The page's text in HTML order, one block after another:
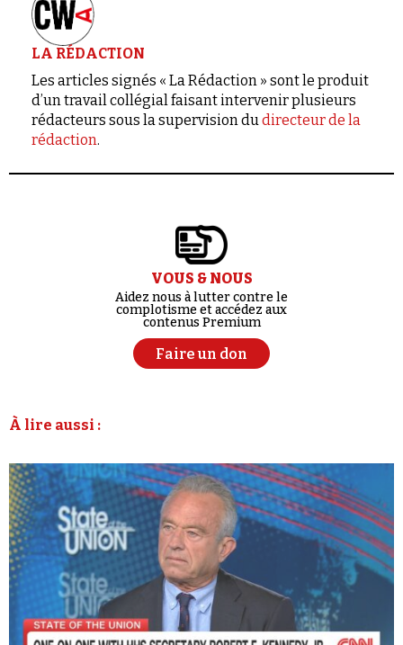
LA RÉDACTION
Les articles signés « La Rédaction » sont le produit
d’un travail collégial faisant intervenir plusieurs
rédacteurs sous la supervision dudirecteur de la
rédaction.
VOUS & NOUS
Aidez nous à lutter contre le
complotisme et accédez aux
contenus Premium
Faire un don
À lire aussi :